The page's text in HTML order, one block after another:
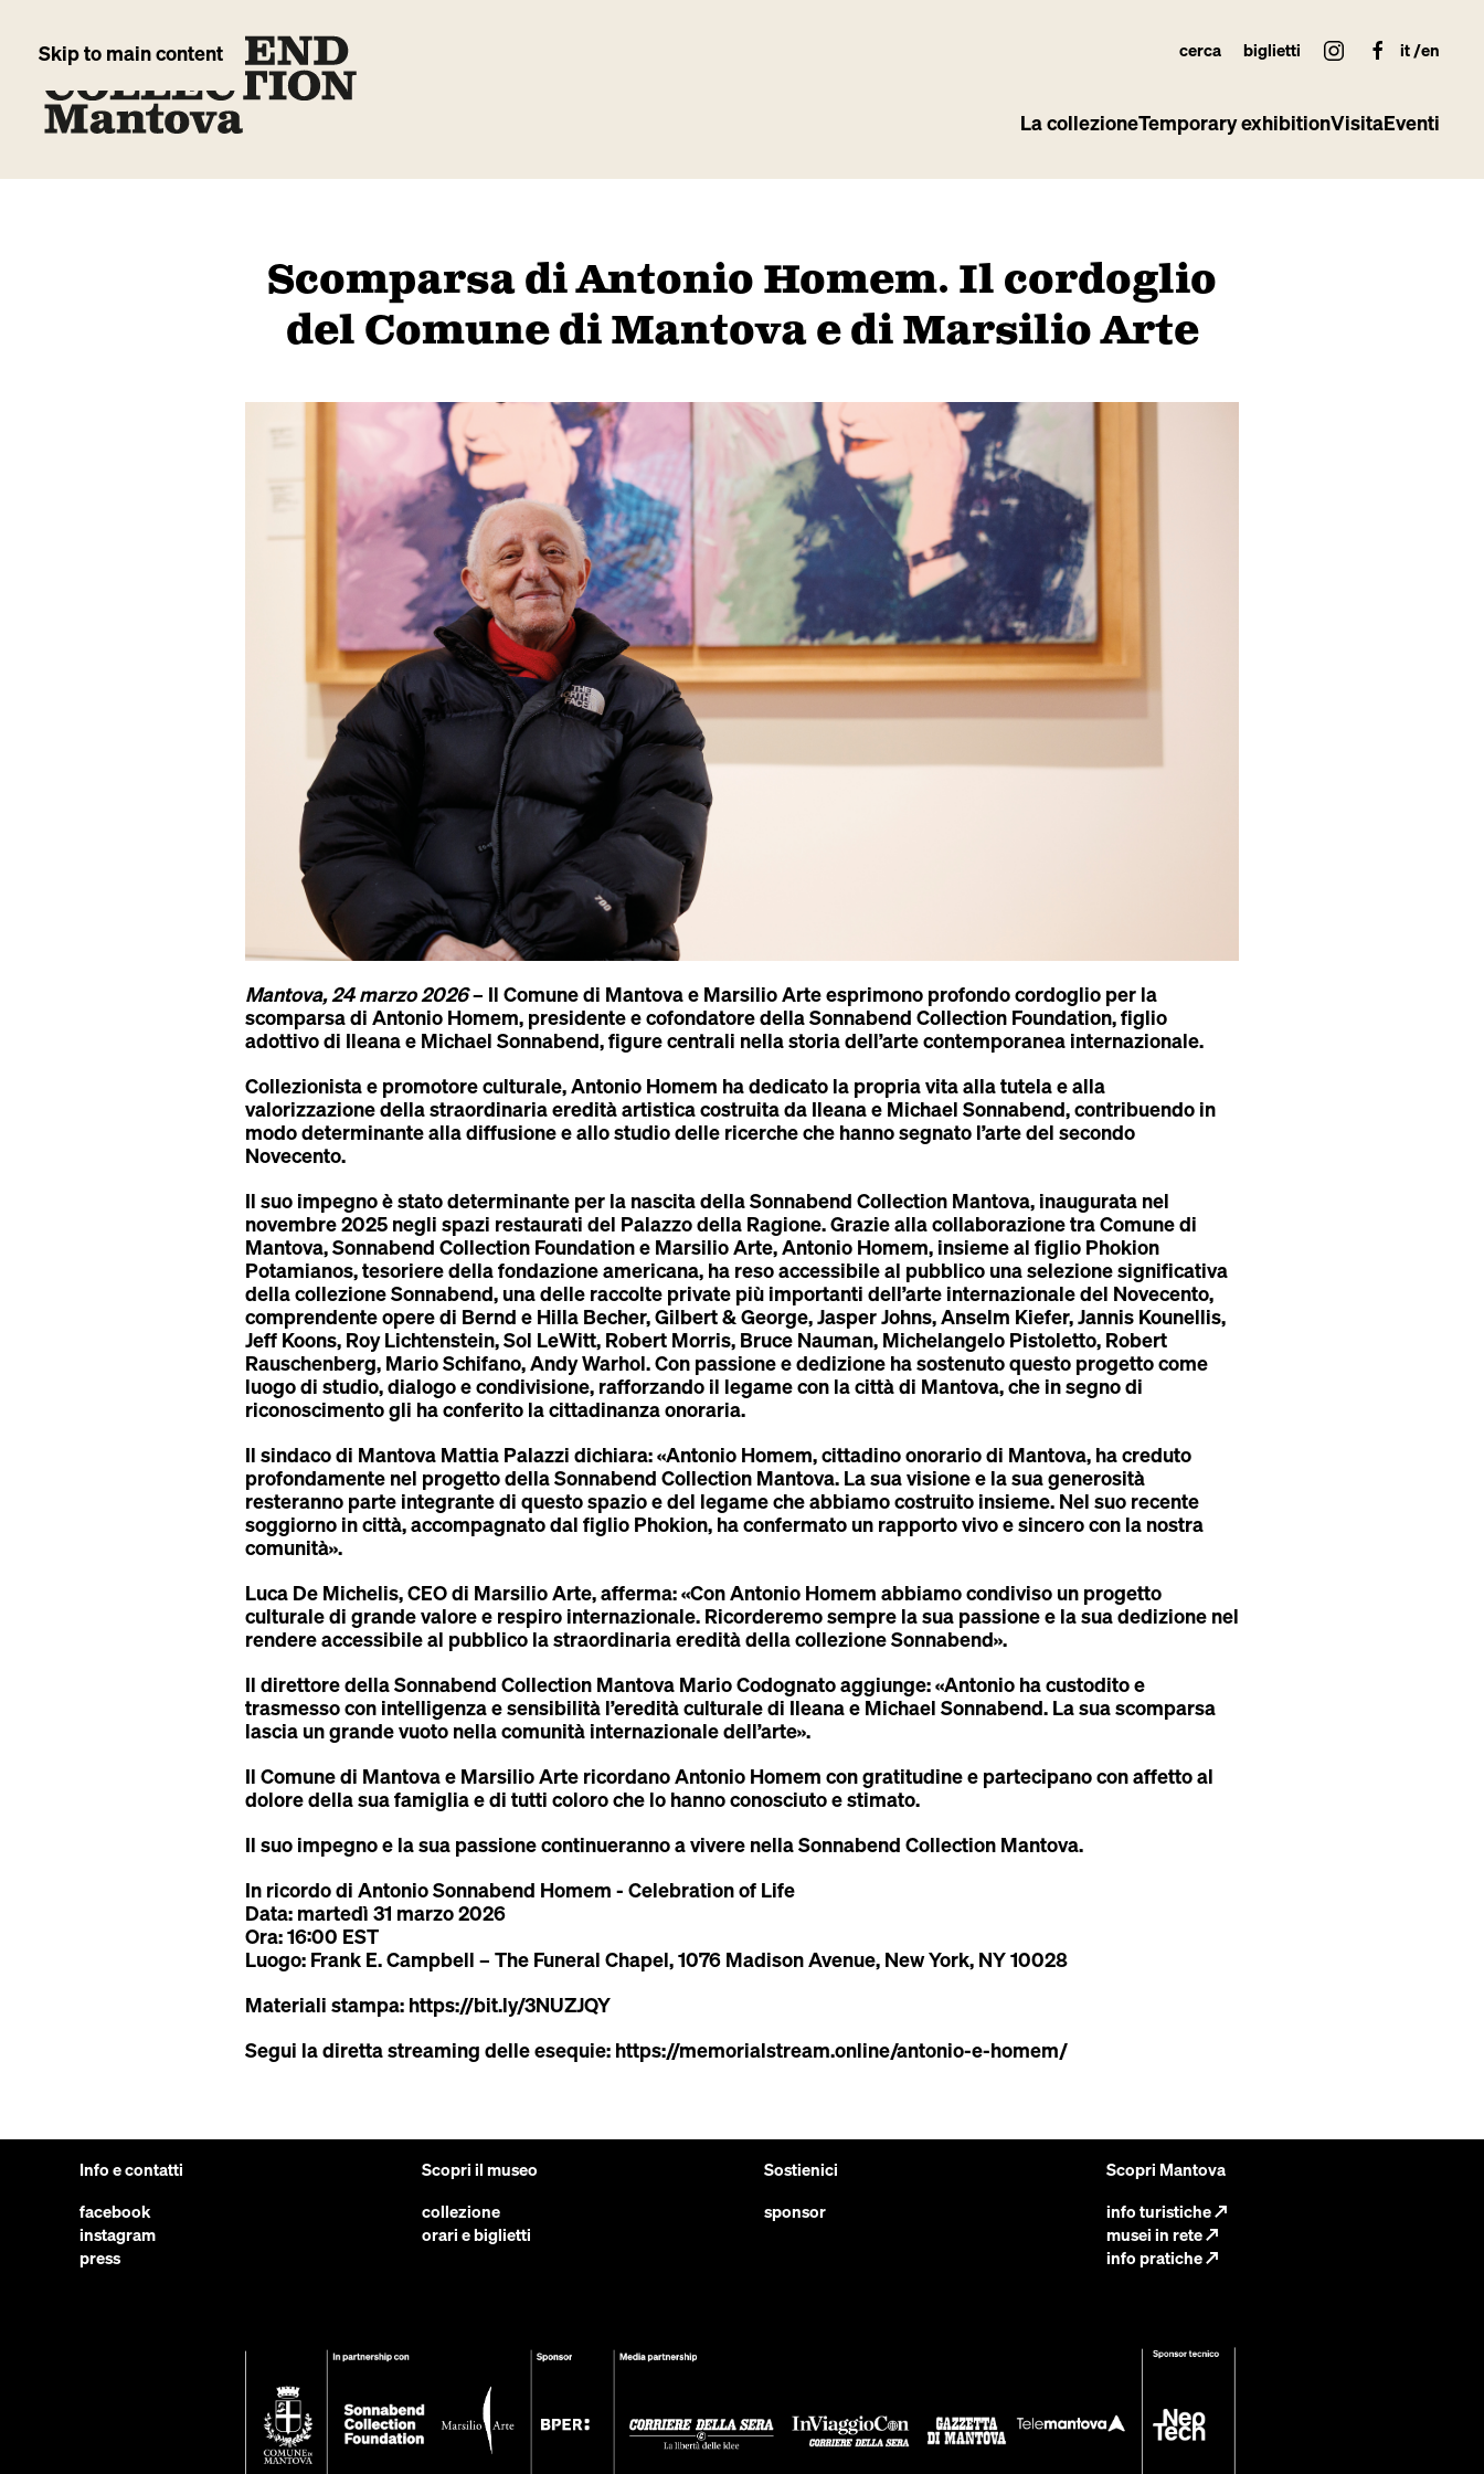
Skip to main content cerca biglietti it en
La collezioneTemporary exhibitionVisitaEventi
Scomparsa di Antonio Homem. Il cordoglio
del Comune di Mantova e di Marsilio Arte
Mantova, 24 marzo 2026– Il Comune di Mantova e Marsilio Arte esprimono profondo cordoglio per la
scomparsa diAntonio Homem, presidente e cofondatore dellaSonnabend Collection Foundation, figlio
adottivo di Ileana e Michael Sonnabend, figure centrali nella storia dell’arte contemporanea internazionale.
Collezionista e promotore culturale, Antonio Homem ha dedicato la propria vita alla tutela e alla
valorizzazione della straordinaria eredità artistica costruita daIleana e Michael Sonnabend, contribuendo in
modo determinante alla diffusione e allo studio delle ricerche che hanno segnato l’arte del secondo
Novecento.
Il suo impegno è stato determinante per la nascita dellaSonnabend Collection Mantova, inaugurata nel
novembre 2025 negli spazi restaurati del Palazzo della Ragione. Grazie alla collaborazione tra Comune di
Mantova, Sonnabend Collection Foundation e Marsilio Arte, Antonio Homem, insieme al figlioPhokion
Potamianos, tesoriere della fondazione americana, ha reso accessibile al pubblico una selezione significativa
della collezione Sonnabend, una delle raccolte private più importanti dell’arte internazionale del Novecento,
comprendente opere di Bernd e Hilla Becher, Gilbert & George, Jasper Johns, Anselm Kiefer, Jannis Kounellis,
Jeff Koons, Roy Lichtenstein, Sol LeWitt, Robert Morris, Bruce Nauman, Michelangelo Pistoletto, Robert
Rauschenberg, Mario Schifano, Andy Warhol. Con passione e dedizione ha sostenuto questo progetto come
luogo di studio, dialogo e condivisione, rafforzando il legame con la città di Mantova, che in segno di
riconoscimento gli ha conferito lacittadinanza onoraria.
Il sindaco di MantovaMattia Palazzidichiara: «Antonio Homem, cittadino onorario di Mantova, ha creduto
profondamente nel progetto della Sonnabend Collection Mantova. La sua visione e la sua generosità
resteranno parte integrante di questo spazio e del legame che abbiamo costruito insieme. Nel suo recente
soggiorno in città, accompagnato dal figlio Phokion, ha confermato un rapporto vivo e sincero con la nostra
comunità».
Luca De Michelis, CEO di Marsilio Arte, afferma: «Con Antonio Homem abbiamo condiviso un progetto
culturale di grande valore e respiro internazionale. Ricorderemo sempre la sua passione e la sua dedizione nel
rendere accessibile al pubblico la straordinaria eredità della collezione Sonnabend».
Il direttore della Sonnabend Collection MantovaMario Codognatoaggiunge: «Antonio ha custodito e
trasmesso con intelligenza e sensibilità l’eredità culturale di Ileana e Michael Sonnabend. La sua scomparsa
lascia un grande vuoto nella comunità internazionale dell’arte».
Il Comune di Mantova e Marsilio Arte ricordano Antonio Homem con gratitudine e partecipano con affetto al
dolore della sua famiglia e di tutti coloro che lo hanno conosciuto e stimato.
Il suo impegno e la sua passione continueranno a vivere nella Sonnabend Collection Mantova.
In ricordo di Antonio Sonnabend Homem - Celebration of Life
Data: martedì 31 marzo 2026
Ora: 16:00 EST
Luogo: Frank E. Campbell – The Funeral Chapel, 1076 Madison Avenue, New York, NY 10028
Materiali stampa:https://bit.ly/3NUZJQY
Segui la diretta streaming delle esequie:https://memorialstream.online/antonio-e-homem/
Info e contatti
facebook
instagram
press
Scopri il museo
collezione
orari e biglietti
Sostienici
sponsor
Scopri Mantova
info turistiche↗
musei in rete↗
info pratiche↗